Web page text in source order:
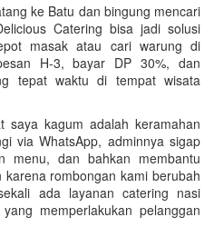
ke Batu dan bingung mencari
Catering bisa jadi solusi
masak atau cari warung di
H-3, bayar DP 30%, dan
tepat waktu di tempat wisata
saya kagum adalah keramahan
via WhatsApp, adminnya sigap
menu, dan bahkan membantu
rombongan kami berubah
ada layanan catering nasi
memperlakukan pelanggan